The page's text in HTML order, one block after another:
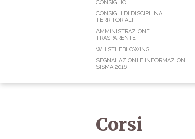
CONSIGLIO
CONSIGLI DI DISCIPLINA
TERRITORIALI
AMMINISTRAZIONE
TRASPARENTE
WHISTLEBLOWING
SEGNALAZIONI E INFORMAZIONI
SISMA 2016
Corsi